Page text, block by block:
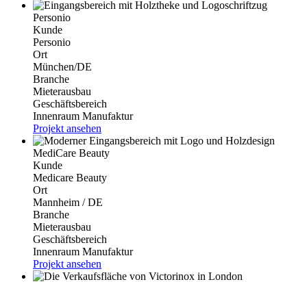
Personio
Kunde
Personio
Ort
München/DE
Branche
Mieterausbau
Geschäftsbereich
Innenraum Manufaktur
Projekt ansehen
MediCare Beauty
Kunde
Medicare Beauty
Ort
Mannheim / DE
Branche
Mieterausbau
Geschäftsbereich
Innenraum Manufaktur
Projekt ansehen